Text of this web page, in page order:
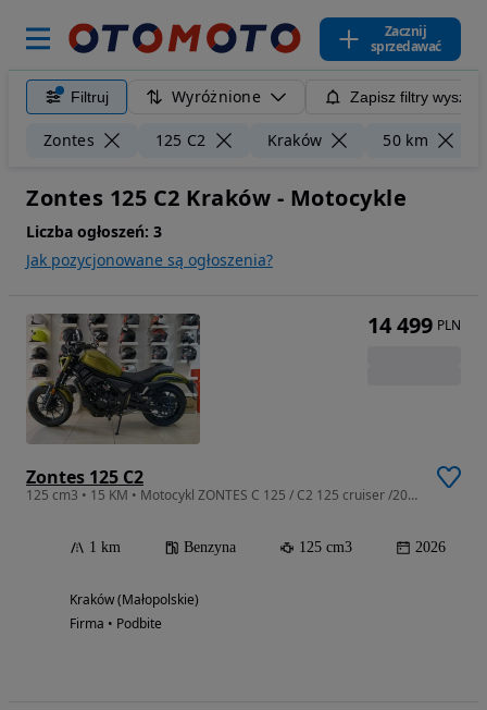
Zacznij
sprzedawać
Filtruj Wyróżnione Zapisz filtry
Zontes 125 C2 Kraków 50 km
Zontes 125 C2 Kraków - Motocykle
Liczba ogłoszeń: 3
Jak pozycjonowane są ogłoszenia?
Zontes 125 C2
125 cm3 • 15 KM • Motocykl ZONTES C 125 / C2 125 cruiser /2025/2026 transport, KRAKÓW
1 km Benzyna 125 cm3 2026
Kraków (Małopolskie)
Firma • Podbite
14 499 PLN